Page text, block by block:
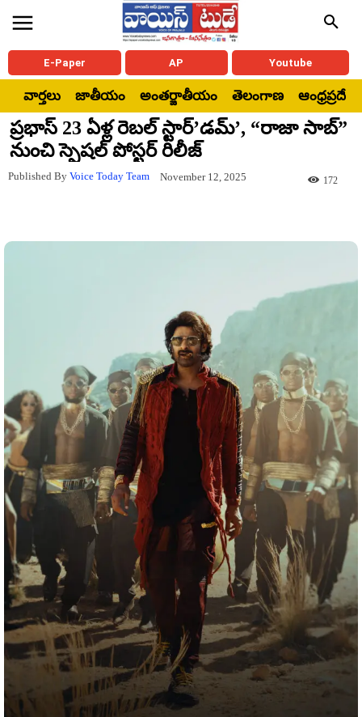
E-Paper AP Youtube
వార్తలు జాతీయం అంతర్జాతీయం తెలంగాణ ఆంధ్రప్రదేశ్
ప్రభాస్ 23 ఏళ్ల రెబల్ స్టార్’డమ్’, “రాజా సాబ్”
నుంచి స్పెషల్ పోస్టర్ రిలీజ్
Published By Voice Today Team November 12, 2025 172